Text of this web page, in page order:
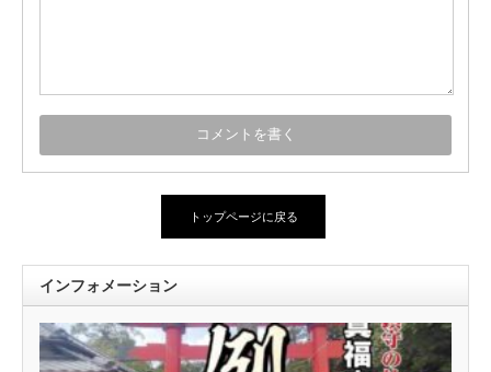
トップページに戻る
インフォメーション